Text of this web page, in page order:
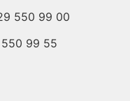
550 99 00
99 55